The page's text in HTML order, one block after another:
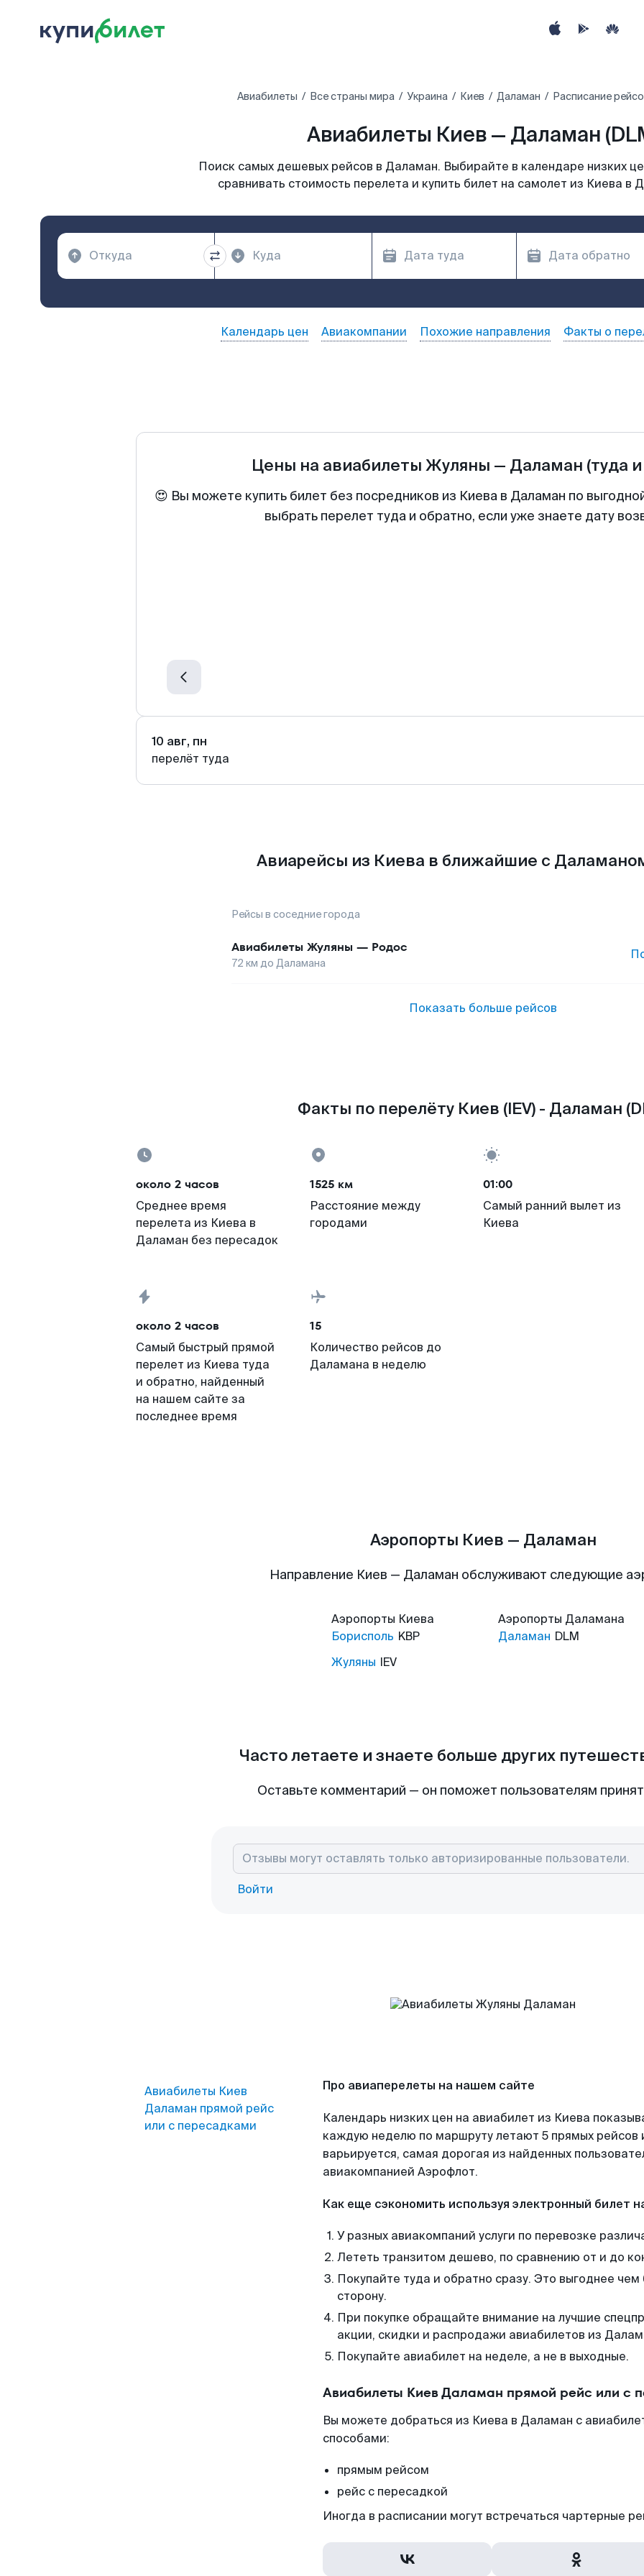
Авиабилеты Все страны мира Украина Киев Даламан Расписание
Авиабилеты Киев — Даламан
Поиск самых дешевых рейсов в Даламан. Выбирайте в календаре низких
сравнивать стоимость перелета и купить билет на самолет из Киева в
Календарь цен Авиакомпании Похожие направления Факты о
Цены на авиабилеты Жуляны — Даламан (туда
😍 Вы можете купить билет без посредников из Киева в Даламан по
выбрать перелет туда и обратно, если уже знаете дату
10 авг, пн
перелёт туда
Авиарейсы из Киева в ближайшие с
Рейсы в соседние города
Авиабилеты Жуляны — Родос
72 км до Даламана
Показать больше рейсов
Факты по перелёту Киев (IEV) - Даламан
около 2 часов
Среднее время
перелета из Киева в
Даламан без пересадок
1525 км
Расстояние между
городами
01:00
Самый ранний вылет из
Киева
около 2 часов
Самый быстрый прямой
перелет из Киева туда
и обратно, найденный
на нашем сайте за
последнее время
15
Количество рейсов до
Даламана в неделю
Аэропорты Киев — Даламан
Направление Киев — Даламан обслуживают следующие
Аэропорты Киева
Борисполь KBP
Жуляны IEV
Аэропорты Даламана
Даламан DLM
Часто летаете и знаете больше других
Оставьте комментарий — он поможет пользователям
Войти
Авиабилеты Киев
Даламан прямой рейс
или с пересадками
Про авиаперелеты на нашем сайте
Календарь низких цен на авиабилет из Киева
каждую неделю по маршруту летают 5 прямых рейсов
варьируется, самая дорогая из найденных
авиакомпанией Аэрофлот.
Как еще сэкономить используя электронный билет
У разных авиакомпаний услуги по перевозке
Лететь транзитом дешево, по сравнению от и до
Покупайте туда и обратно сразу. Это выгоднее
сторону.
При покупке обращайте внимание на лучшие
акции, скидки и распродажи авиабилетов из
Покупайте авиабилет на неделе, а не в выходные.
Авиабилеты Киев Даламан прямой рейс или с
Вы можете добраться из Киева в Даламан с
способами:
прямым рейсом
рейс с пересадкой
Иногда в расписании могут встречаться чартерные